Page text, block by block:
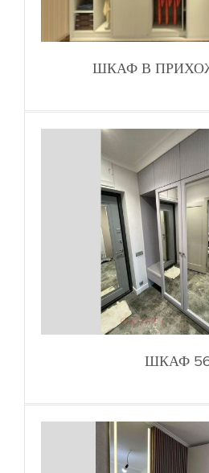
ШКАФ В
ШКАФ